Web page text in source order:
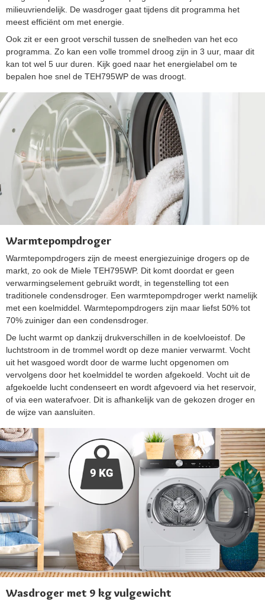
milieuvriendelijk. De wasdroger gaat tijdens dit programma het
meest efficiënt om met energie.
Ook zit er een groot verschil tussen de snelheden van het eco
programma. Zo kan een volle trommel droog zijn in 3 uur, maar dit
kan tot wel 5 uur duren. Kijk goed naar het energielabel om te
bepalen hoe snel de TEH795WP de was droogt.
Warmtepompdroger
Warmtepompdrogers zijn de meest energiezuinige drogers op de
markt, zo ook de Miele TEH795WP. Dit komt doordat er geen
verwarmingselement gebruikt wordt, in tegenstelling tot een
traditionele condensdroger. Een warmtepompdroger werkt namelijk
met een koelmiddel. Warmtepompdrogers zijn maar liefst 50% tot
70% zuiniger dan een condensdroger.
De lucht warmt op dankzij drukverschillen in de koelvloeistof. De
luchtstroom in de trommel wordt op deze manier verwarmt. Vocht
uit het wasgoed wordt door de warme lucht opgenomen om
vervolgens door het koelmiddel te worden afgekoeld. Vocht uit de
afgekoelde lucht condenseert en wordt afgevoerd via het reservoir,
of via een waterafvoer. Dit is afhankelijk van de gekozen droger en
de wijze van aansluiten.
Wasdroger met 9 kg vulgewicht